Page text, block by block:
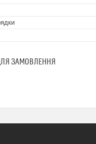
ЗАМОВЛЕННЯ